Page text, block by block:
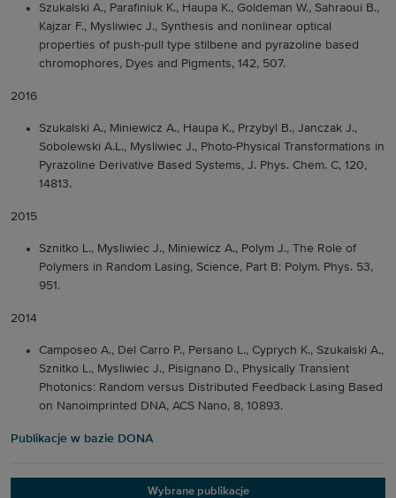
Szukalski A., Parafiniuk K., Haupa K., Goldeman W., Sahraoui B.,
Kajzar F., Mysliwiec J., Synthesis and nonlinear optical
properties of push-pull type stilbene and pyrazoline based
chromophores, Dyes and Pigments, 142, 507.
2016
Szukalski A., Miniewicz A., Haupa K., Przybyl B., Janczak J.,
Sobolewski A.L., Mysliwiec J., Photo-Physical Transformations in
Pyrazoline Derivative Based Systems, J. Phys. Chem. C, 120,
14813.
2015
Sznitko L., Mysliwiec J., Miniewicz A., Polym J., The Role of
Polymers in Random Lasing, Science, Part B: Polym. Phys. 53,
951.
2014
Camposeo A., Del Carro P., Persano L., Cyprych K., Szukalski A.,
Sznitko L., Mysliwiec J., Pisignano D., Physically Transient
Photonics: Random versus Distributed Feedback Lasing Based
on Nanoimprinted DNA, ACS Nano, 8, 10893.
Publikacje w bazie DONA
Wybrane publikacje